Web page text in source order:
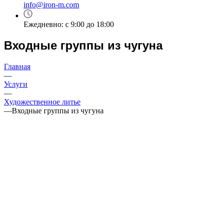
info@iron-m.com
Ежедневно: с 9:00 до 18:00
Входные группы из чугуна
Главная
—
Услуги
—
Художественное литье
—Входные группы из чугуна